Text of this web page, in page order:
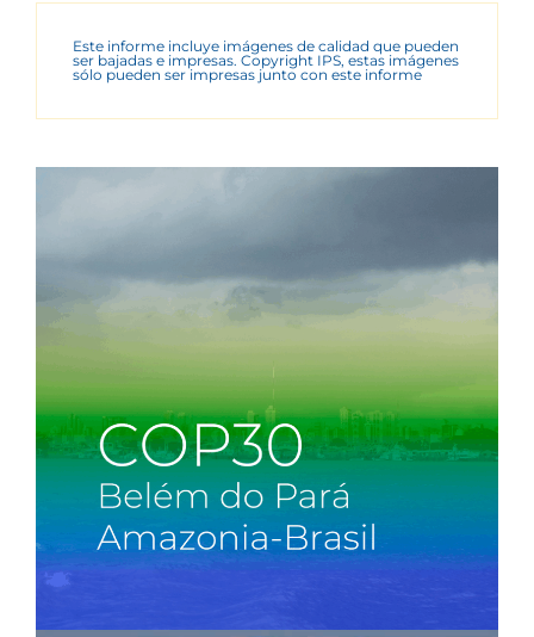
Este informe incluye imágenes de calidad que pueden
ser bajadas e impresas. Copyright IPS, estas imágenes
sólo pueden ser impresas junto con este informe